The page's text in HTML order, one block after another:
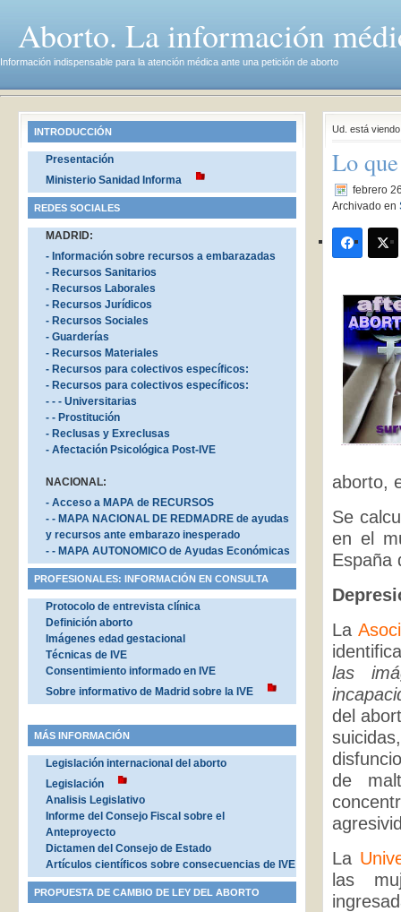
Aborto. La información
Información indispensable para la atención médica ante una petición de aborto
Ud. está
Lo
febrero
Archivado en
aborto,
Se
en el
España
La
las
del
de
La
las
INTRODUCCIÓN
Presentación
Ministerio Sanidad Informa
REDES SOCIALES
MADRID:
- Información sobre recursos a embarazadas
- Recursos Sanitarios
- Recursos Laborales
- Recursos Jurídicos
- Recursos Sociales
- Guarderías
- Recursos Materiales
- Recursos para colectivos específicos:
- Recursos para colectivos específicos:
- - - Universitarias
- - Prostitución
- Reclusas y Exreclusas
- Afectación Psicológica Post-IVE
NACIONAL:
- Acceso a MAPA de RECURSOS
- - MAPA NACIONAL DE REDMADRE de ayudas
y recursos ante embarazo inesperado
- - MAPA AUTONOMICO de Ayudas Económicas
PROFESIONALES: INFORMACIÓN EN CONSULTA
Protocolo de entrevista clínica
Definición aborto
Imágenes edad gestacional
Técnicas de IVE
Consentimiento informado en IVE
Sobre informativo de Madrid sobre la IVE
MÁS INFORMACIÓN
Legislación internacional del aborto
Legislación
Analisis Legislativo
Informe del Consejo Fiscal sobre el
Anteproyecto
Dictamen del Consejo de Estado
Artículos científicos sobre consecuencias de IVE
PROPUESTA DE CAMBIO DE LEY DEL ABORTO